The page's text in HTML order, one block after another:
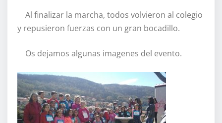
Al finalizar la marcha, todos volvieron al colegio
y repusieron fuerzas con un gran bocadillo.
Os dejamos algunas imagenes del evento.